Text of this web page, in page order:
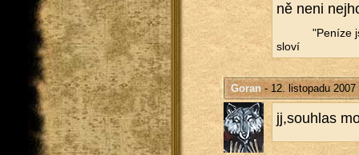
ně neni
"Pe­ní­ze
slo­ví
Goran- 12. listopadu 2007
jj,sou­hlas